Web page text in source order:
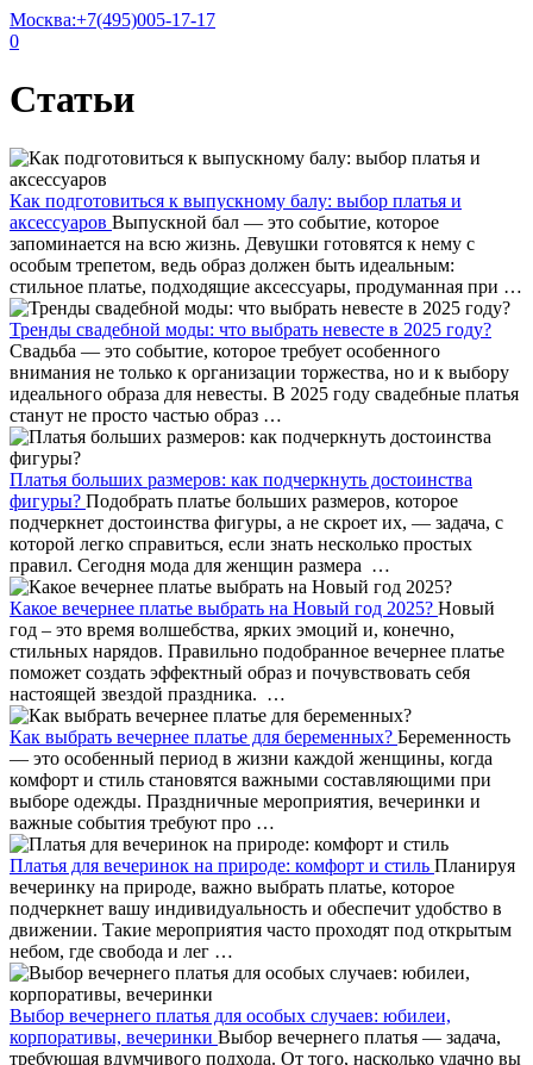
Москва:+7(495)005-17-17
0
Статьи
Как подготовиться к выпускному балу: выбор платья и
аксессуаров Выпускной бал — это событие, которое
запоминается на всю жизнь. Девушки готовятся к нему с
особым трепетом, ведь образ должен быть идеальным:
стильное платье, подходящие аксессуары, продуманная при …
Тренды свадебной моды: что выбрать невесте в 2025 году?
Свадьба — это событие, которое требует особенного
внимания не только к организации торжества, но и к выбору
идеального образа для невесты. В 2025 году свадебные платья
станут не просто частью образ …
Платья больших размеров: как подчеркнуть достоинства
фигуры? Подобрать платье больших размеров, которое
подчеркнет достоинства фигуры, а не скроет их, — задача, с
которой легко справиться, если знать несколько простых
правил. Сегодня мода для женщин размера …
Какое вечернее платье выбрать на Новый год 2025? Новый
год – это время волшебства, ярких эмоций и, конечно,
стильных нарядов. Правильно подобранное вечернее платье
поможет создать эффектный образ и почувствовать себя
настоящей звездой праздника. …
Как выбрать вечернее платье для беременных? Беременность
— это особенный период в жизни каждой женщины, когда
комфорт и стиль становятся важными составляющими при
выборе одежды. Праздничные мероприятия, вечеринки и
важные события требуют про …
Платья для вечеринок на природе: комфорт и стиль Планируя
вечеринку на природе, важно выбрать платье, которое
подчеркнет вашу индивидуальность и обеспечит удобство в
движении. Такие мероприятия часто проходят под открытым
небом, где свобода и лег …
Выбор вечернего платья для особых случаев: юбилеи,
корпоративы, вечеринки Выбор вечернего платья — задача,
требующая вдумчивого подхода. От того, насколько удачно вы